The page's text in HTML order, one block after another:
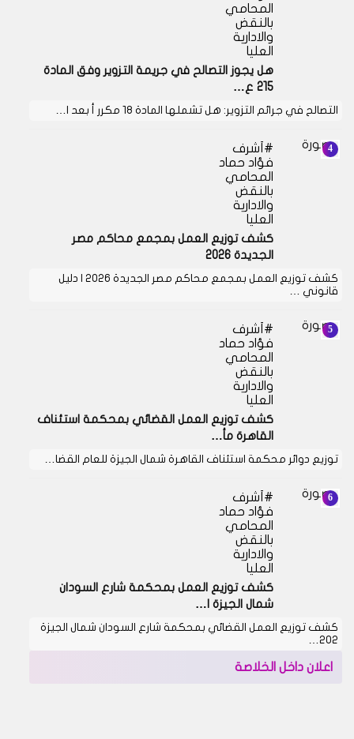
المحامي
بالنقض
والادارية
العليا
هل يجوز التصالح في جريمة التزوير وفق المادة
215 ع…
التصالح في جرائم التزوير: هل تشملها المادة 18 مكرر أ بعد ا…
أشرف
فؤاد حماد
المحامي
بالنقض
والادارية
العليا
كشف توزيع العمل بمجمع محاكم مصر
الجديدة 2026
كشف توزيع العمل بمجمع محاكم مصر الجديدة 2026 | دليل
قانوني …
أشرف
فؤاد حماد
المحامي
بالنقض
والادارية
العليا
كشف توزيع العمل القضائي بمحكمة استئناف
القاهرة مأ…
توزيع دوائر محكمة استئناف القاهرة شمال الجيزة للعام القضا…
أشرف
فؤاد حماد
المحامي
بالنقض
والادارية
العليا
كشف توزيع العمل بمحكمة شارع السودان
شمال الجيزة ا…
كشف توزيع العمل القضائي بمحكمة شارع السودان شمال الجيزة
202…
اعلان داخل الخلاصة